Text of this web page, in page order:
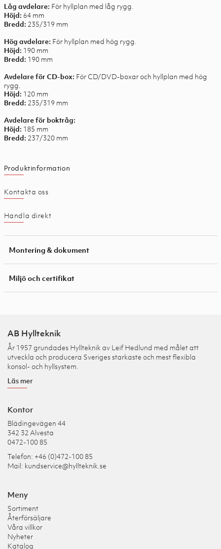
Låg avdelare: För hyllplan med låg rygg.
Höjd: 64 mm
Bredd: 235/319 mm
Hög avdelare: För hyllplan med hög rygg.
Höjd: 190 mm
Bredd: 190 mm
Avdelare för CD-box: För CD/DVD-boxar och hyllplan med hög
rygg.
Höjd: 120 mm
Bredd: 235/319 mm
Avdelare för boktråg:
Höjd: 185 mm
Bredd: 237/320 mm
Produktinformation
Kontakta oss
Handla direkt
Montering & dokument
Miljö och certifikat
AB Hyllteknik
År 1957 grundades Hyllteknik av Leif Hedlund med målet att
utveckla och producera Sveriges starkaste och mest flexibla
konsol- och hyllsystem.
Läs mer
Kontor
Blädingevägen 44
342 32 Alvesta
0472-100 85
Telefon: +46 (0)472-100 85
Mail: kundservice@hyllteknik.se
Meny
Sortiment
Återförsäljare
Våra villkor
Nyheter
Katalog